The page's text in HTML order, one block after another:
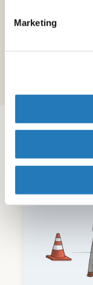
Marketing